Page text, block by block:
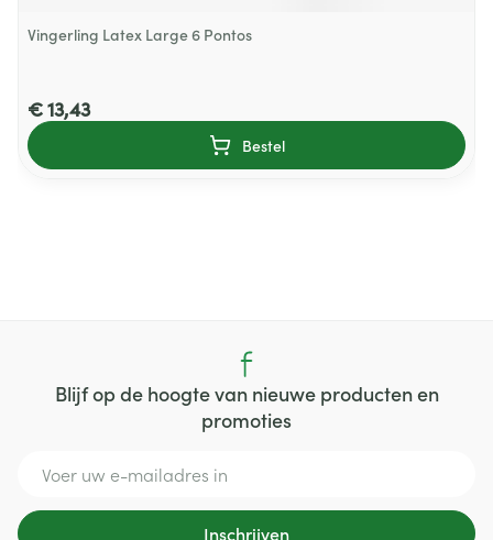
Vingerling Latex Large 6 Pontos
€ 13,43
Bestel
Blijf op de hoogte van nieuwe producten en
promoties
Inschrijven